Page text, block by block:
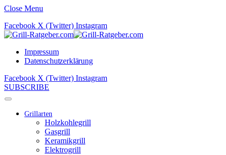
Close Menu
Facebook X (Twitter) Instagram
Impressum
Datenschutzerklärung
Facebook X (Twitter) Instagram
SUBSCRIBE
Grillarten
Holzkohlegrill
Gasgrill
Keramikgrill
Elektrogrill